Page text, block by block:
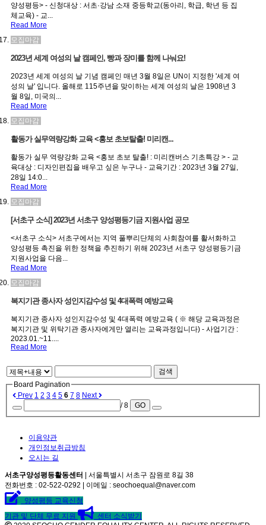
양성평등> - 신청대상 : 서초·강남 소재 중등학교(동아리, 학급, 학년 등 집
체교육) - 교...
Read More
모집마감
2023년 세계 여성의 날 캠페인, 빵과 장미를 함께 나눠요!
2023년 세계 여성의 날 기념 캠페인 매년 3월 8일은 UN이 지정한 '세계 여
성의 날' 입니다. 올해로 115주년을 맞이하는 세계 여성의 날은 1908년 3
월 8일, 미국의...
Read More
모집마감
활동가 실무역량강화 교육 <홍보 초보탈출! 미리캔...
활동가 실무 역량강화 교육 <홍보 초보 탈출! : 미리캔버스 기초특강 > - 교
육대상 : 디자인편집을 배우고 싶은 누구나 - 교육기간 : 2023년 3월 27일,
28일 14:0...
Read More
모집마감
[서초구 소식] 2023년 서초구 양성평등기금 지원사업 공모
<서초구 소식> 서초구에서는 지역 풀뿌리단체의 사회참여를 활서화하고
양성평등 촉진을 위한 정책을 추진하기 위해 2023년 서초구 양성평등기금
지원사업을 다음...
Read More
모집마감
복지기관 종사자 성인지감수성 및 4대폭력 예방교육
복지기관 종사자 성인지감수성 및 4대폭력 예방교육 ( ※ 해당 교육과정은
복지기관 및 위탁기관 종사자에게만 열리는 교육과정입니다) - 사업기간 :
2023.01.~11....
Read More
검색
Board Pagination
Prev 1 2 3 4 5 6 7 8 Next
/ 8
GO
이용약관
개인정보취급방침
오시는 길
서초구양성평등활동센터 | 서울특별시 서초구 잠원로 8길 38
전화번호 : 02-522-0292 | 이메일 : seochoequal@naver.com
양성평등 교육신청
기관 및 단체 무료 지원
센터 소식받기